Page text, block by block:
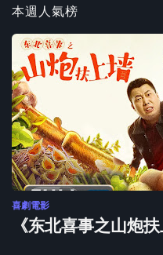
本週人氣榜
喜劇電影
《东北喜事之山炮